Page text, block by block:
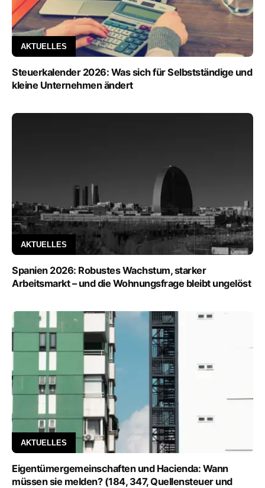
AKTUELLES
Steuerkalender 2026: Was sich für Selbstständige und
kleine Unternehmen ändert
AKTUELLES
Spanien 2026: Robustes Wachstum, starker
Arbeitsmarkt – und die Wohnungsfrage bleibt ungelöst
AKTUELLES
Eigentümergemeinschaften und Hacienda: Wann
müssen sie melden? (184, 347, Quellensteuer und